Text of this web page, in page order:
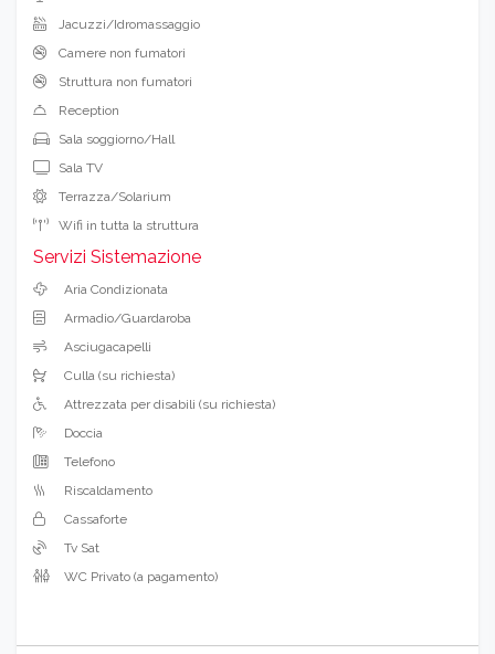
Jacuzzi/Idromassaggio
Camere non fumatori
Struttura non fumatori
Reception
Sala soggiorno/Hall
Sala TV
Terrazza/Solarium
Wifi in tutta la struttura
Servizi Sistemazione
Aria Condizionata
Armadio/Guardaroba
Asciugacapelli
Culla (su richiesta)
Attrezzata per disabili (su richiesta)
Doccia
Telefono
Riscaldamento
Cassaforte
Tv Sat
WC Privato (a pagamento)